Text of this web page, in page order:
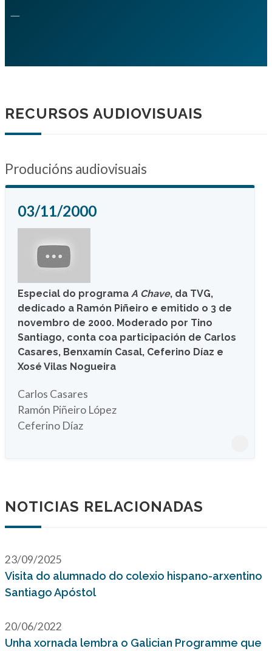
—
RECURSOS AUDIOVISUAIS
Producións audiovisuais
03/11/2000
Especial do programa A Chave, da TVG,
dedicado a Ramón Piñeiro e emitido o 3 de
novembro de 2000. Moderado por Tino
Santiago, conta coa participación de Carlos
Casares, Benxamín Casal, Ceferino Díaz e
Xosé Vilas Nogueira
Carlos Casares
Ramón Piñeiro López
Ceferino Díaz
NOTICIAS RELACIONADAS
23/09/2025
Visita do alumnado do colexio hispano-arxentino
Santiago Apóstol
20/06/2022
Unha xornada lembra o Galician Programme que